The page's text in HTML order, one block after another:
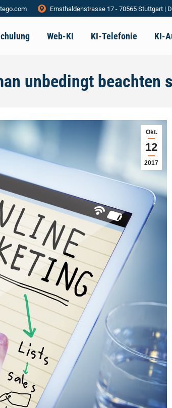
Ernsthaldenstrasse 17 - 70565 Stuttgart |
Web-KI KI-Telefonie KI-
unbedingt beachten
Okt.
12
2017